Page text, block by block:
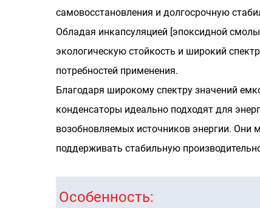
самовосстановления и долгосрочную
Обладая инкапсуляцией [эпоксидной
экологическую стойкость и широкий
потребностей применения.
Благодаря широкому спектру значений
конденсаторы идеально подходят для
возобновляемых источников энергии. Они
поддерживать стабильную
Особенность: